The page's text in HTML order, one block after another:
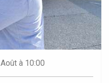
Août à 10:00